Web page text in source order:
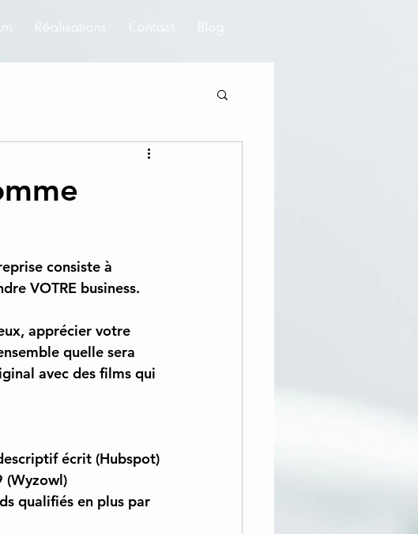
Réalisations Contact Blog
consiste à
VOTRE business.
apprécier votre
quelle sera
avec des films qui
écrit (Hubspot)
(Wyzowl)
qualifiés en plus par